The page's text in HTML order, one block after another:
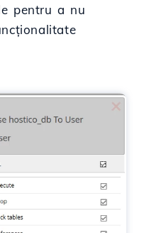
pentru a nu